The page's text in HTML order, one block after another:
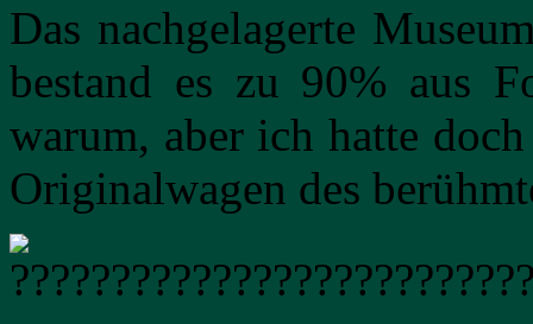
Das nachgelagerte
bestand es zu 90% aus
warum, aber ich hatte
Originalwagen des